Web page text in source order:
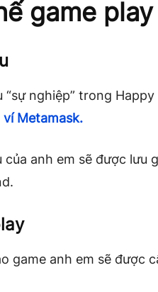
game play
“sự nghiệp” trong
ví Metamask.
của anh em sẽ được lưu
game anh em sẽ được